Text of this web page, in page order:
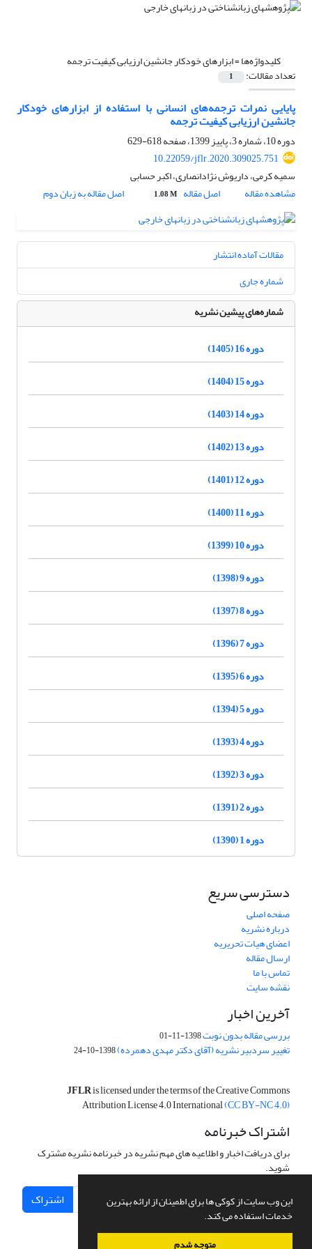
این وب سایت از کوکی ها برای اطمینان از ارائه بهترین
خدمات استفاده می کند.
متوجه شدم
کلیدواژه‌ها =ابزارهای خودکار جانشین ارزیابی کیفیت ترجمه
تعداد مقالات: 1
پایایی نمرات ترجمه‌های انسانی با استفاده از ابزارهای خودکار
جانشین ارزیابی کیفیت ترجمه
دوره 10، شماره 3، پاییز 1399، صفحه
618-629
10.22059/jflr.2020.309025.751
سمیه کرمی، داریوش نژادانصاری، اکبر حسابی
مشاهده مقاله
اصل مقاله 1.08 M اصل مقاله به زبان دوم
مقالات آماده انتشار
شماره جاری
شماره‌های پیشین نشریه
دوره 16 (1405)
دوره 15 (1404)
دوره 14 (1403)
دوره 13 (1402)
دوره 12 (1401)
دوره 11 (1400)
دوره 10 (1399)
دوره 9 (1398)
دوره 8 (1397)
دوره 7 (1396)
دوره 6 (1395)
دوره 5 (1394)
دوره 4 (1393)
دوره 3 (1392)
دوره 2 (1391)
دوره 1 (1390)
دسترسی سریع
صفحه اصلی
درباره نشریه
اعضای هیات تحریریه
ارسال مقاله
تماس با ما
نقشه سایت
آخرین اخبار
بررسی مقاله بدون نوبت1398-11-01
تغییر سردبیر نشریه (آقای دکتر مهدی دهمرده)1398-10-24
JFLRis licensed under the terms of the Creative Commons
Attribution License 4.0 International(CC BY-NC 4.0)
اشتراک خبرنامه
برای دریافت اخبار و اطلاعیه های مهم نشریه در خبرنامه نشریه مشترک
شوید.
اشتراک